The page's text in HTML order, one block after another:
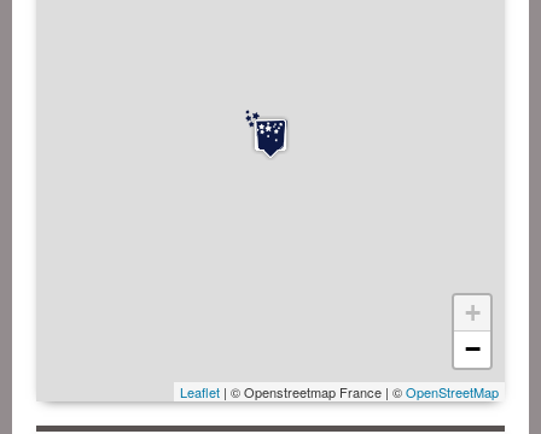
+
−
Leaflet | © Openstreetmap France | ©OpenStreetMap